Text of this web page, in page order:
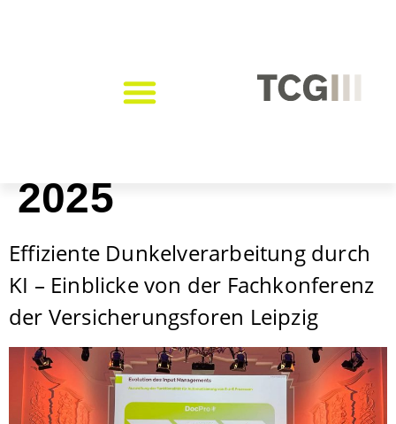
2025
Effiziente Dunkelverarbeitung durch
KI – Einblicke von der Fachkonferenz
der Versicherungsforen Leipzig